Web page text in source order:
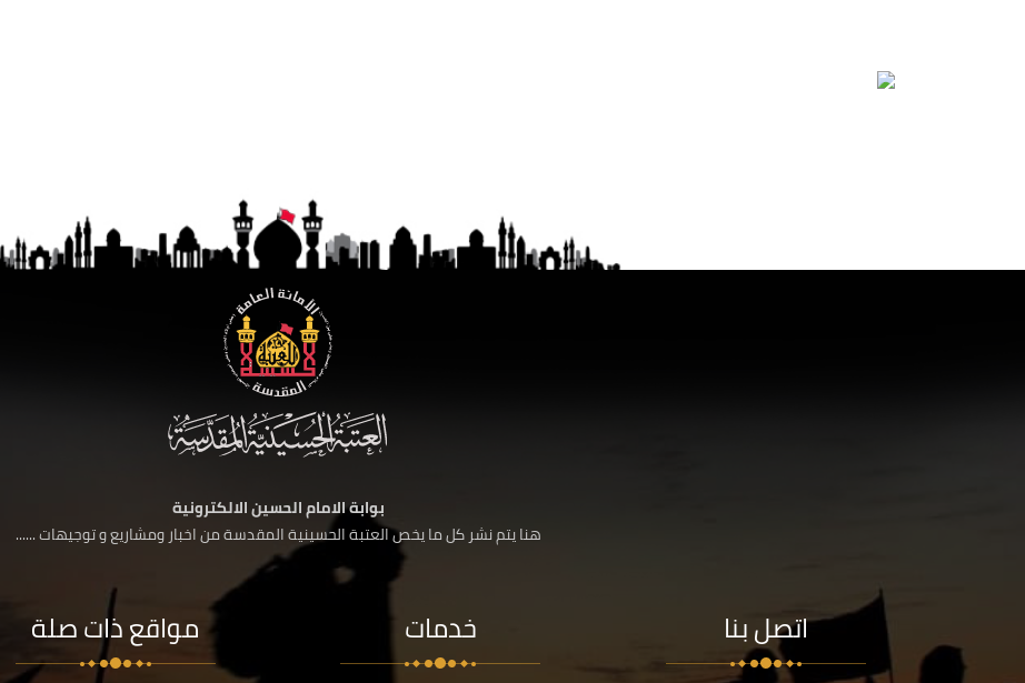
بوابة الامام الحسين الالكترونية
هنا يتم نشر كل ما يخص العتبة الحسينية المقدسة من اخبار ومشاريع و توجيهات ......
اتصل بنا خدمات مواقع ذات صلة